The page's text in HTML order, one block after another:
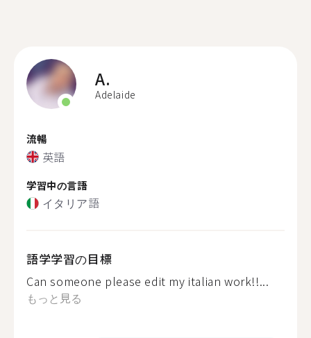
A.
Adelaide
流暢
英語
学習中の言語
イタリア語
語学学習の目標
Can someone please edit my italian work!!...
もっと見る